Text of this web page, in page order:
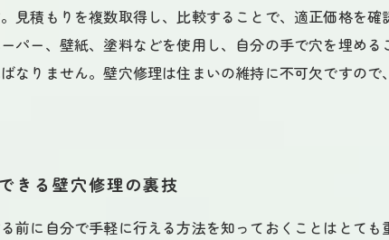
見積もりを複数取得し、比較することで、適正価格を
パー、壁紙、塗料などを使用し、自分の手で穴を埋め
なりません。壁穴修理は住まいの維持に不可欠ですの
きる壁穴修理の裏技
前に自分で手軽に行える方法を知っておくことはとて